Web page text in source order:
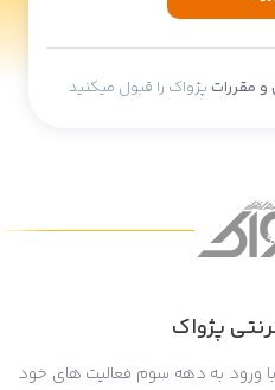
و مقررات پژواک را قبول میکنید
پژواک
با ورود به دهه سوم فعالیت های خود